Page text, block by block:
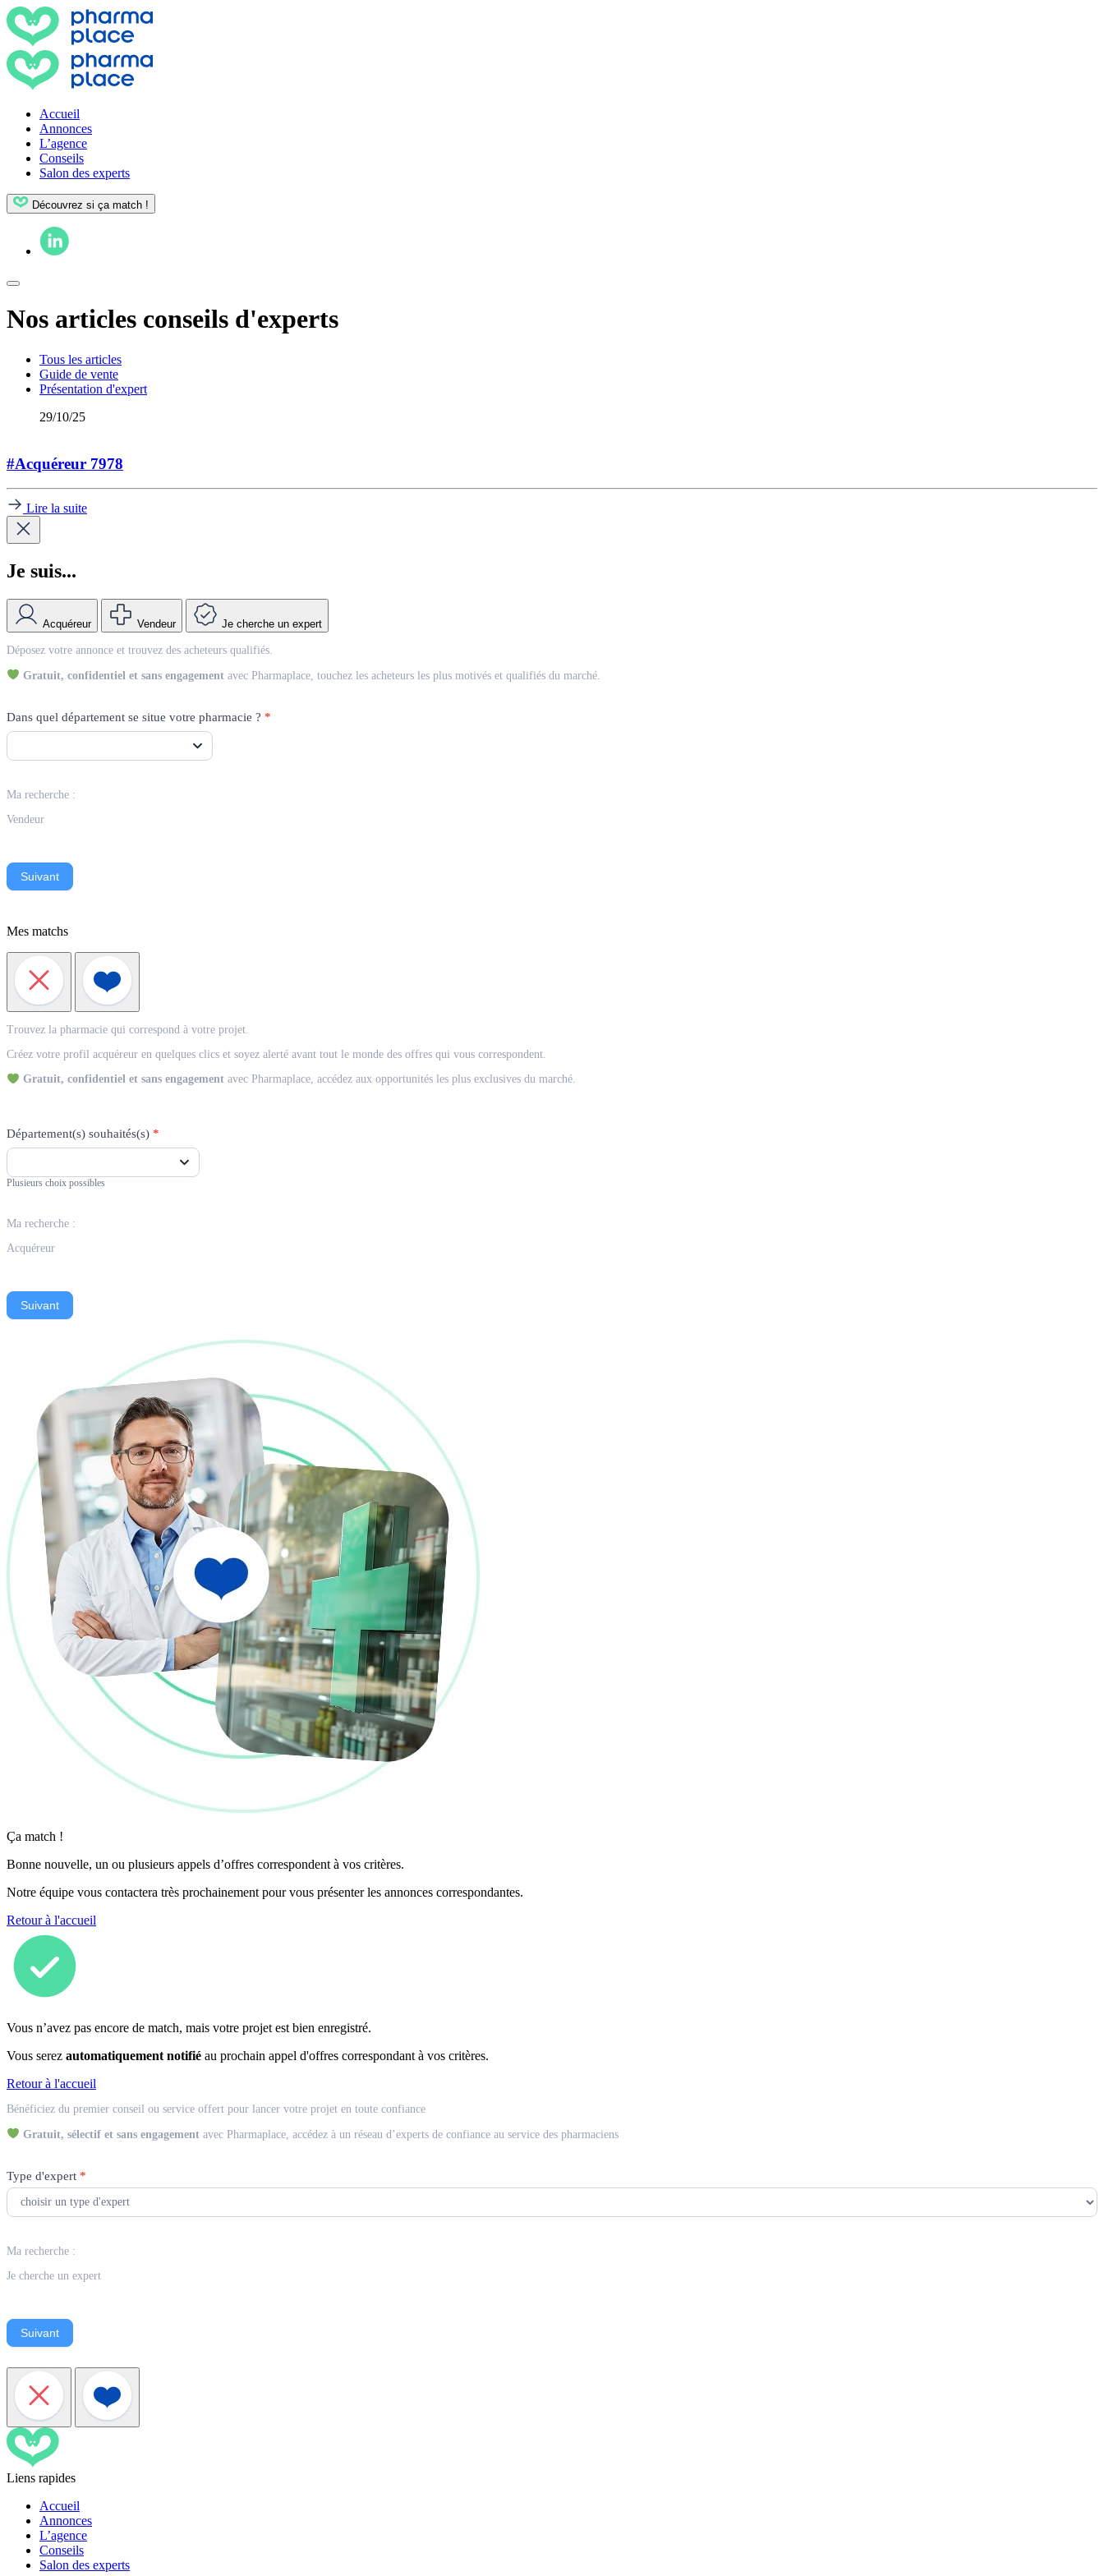
Accueil
Annonces
L’agence
Conseils
Salon des experts
Découvrez si ça match !
Nos articles conseils d'experts
Tous les articles
Guide de vente
Présentation d'expert
29/10/25
#Acquéreur 7978
Lire la suite
Je suis...
Acquéreur Vendeur Je cherche un expert
Vendeur
Déposez votre annonce et trouvez des acheteurs qualifiés.
Gratuit, confidentiel et sans engagement avec Pharmaplace, touchez les acheteurs les plus motivés et qualifiés du marché.
Dans quel département se situe votre pharmacie ? *
Ma recherche :
Vendeur
Suivant
Mes matchs
Acquéreur
Trouvez la pharmacie qui correspond à votre projet.
Créez votre profil acquéreur en quelques clics et soyez alerté avant tout le monde des offres qui vous correspondent.
Gratuit, confidentiel et sans engagementavec Pharmaplace, accédez aux opportunités les plus exclusives du marché.
Département(s) souhaités(s) *
Plusieurs choix possibles
Ma recherche :
Acquéreur
Suivant
Ça match !
Bonne nouvelle, un ou plusieurs appels d’offres correspondent à vos critères.
Notre équipe vous contactera très prochainement pour vous présenter les annonces correspondantes.
Retour à l'accueil
Vous n’avez pas encore de match, mais votre projet est bien enregistré.
Vous serez automatiquement notifié au prochain appel d'offres correspondant à vos critères.
Retour à l'accueil
Expert
Bénéficiez du premier conseil ou service offert pour lancer votre projet en toute confiance
Gratuit, sélectif et sans engagementavec Pharmaplace, accédez à un réseau d’experts de confiance au service des pharmaciens
Type d'expert *
Ma recherche :
Je cherche un expert
Suivant
Liens rapides
Accueil
Annonces
L’agence
Conseils
Salon des experts